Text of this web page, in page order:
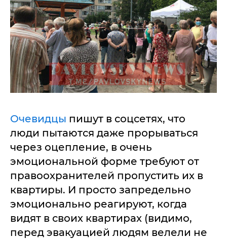
Очевидцы пишут в соцсетях, что
люди пытаются даже прорываться
через оцепление, в очень
эмоциональной форме требуют от
правоохранителей пропустить их в
квартиры. И просто запредельно
эмоционально реагируют, когда
видят в своих квартирах (видимо,
перед эвакуацией людям велели не